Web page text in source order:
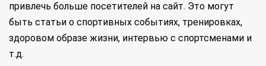
привлечь больше посетителей на сайт. Это могут
быть статьи о спортивных событиях, тренировках,
здоровом образе жизни, интервью с спортсменами и
т.д.